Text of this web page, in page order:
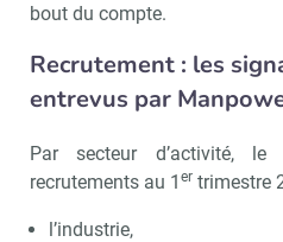
bout du compte.
Recrutement : les
entrevus par
Par secteur d’activité,
recrutements au 1 er trimestre
l’industrie,